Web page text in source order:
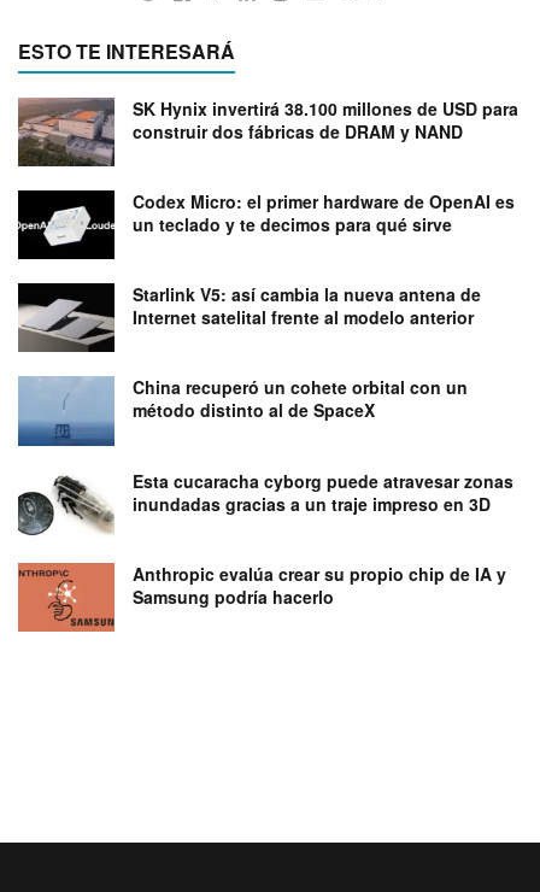
ESTO TE INTERESARÁ
SK Hynix invertirá 38.100 millones de USD para
construir dos fábricas de DRAM y NAND
Codex Micro: el primer hardware de OpenAI es
un teclado y te decimos para qué sirve
Starlink V5: así cambia la nueva antena de
Internet satelital frente al modelo anterior
China recuperó un cohete orbital con un
método distinto al de SpaceX
Esta cucaracha cyborg puede atravesar zonas
inundadas gracias a un traje impreso en 3D
Anthropic evalúa crear su propio chip de IA y
Samsung podría hacerlo